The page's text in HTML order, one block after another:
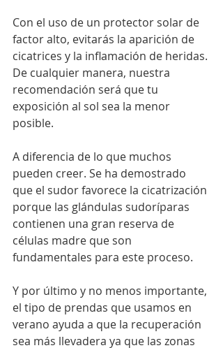
Con el uso de un protector solar de
factor alto, evitarás la aparición de
cicatrices y la inflamación de heridas.
De cualquier manera, nuestra
recomendación será que tu
exposición al sol sea la menor
posible.
A diferencia de lo que muchos
pueden creer. Se ha demostrado
que el sudor favorece la cicatrización
porque las glándulas sudoríparas
contienen una gran reserva de
células madre que son
fundamentales para este proceso.
Y por último y no menos importante,
el tipo de prendas que usamos en
verano ayuda a que la recuperación
sea más llevadera ya que las zonas